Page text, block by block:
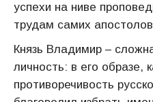
успехи на ниве
трудам самих
Князь Владимир –
личность: в его образе,
противоречивость